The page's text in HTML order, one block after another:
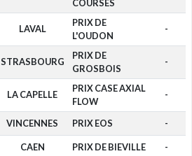
COURSES
LAVAL
PRIX DE
L'OUDON
-
STRASBOURG
PRIX DE
GROSBOIS
-
LA CAPELLE
PRIX CASE AXIAL
FLOW
-
VINCENNES PRIX EOS -
CAEN PRIX DE BIEVILLE -